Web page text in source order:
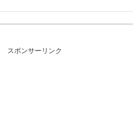
スポンサーリンク